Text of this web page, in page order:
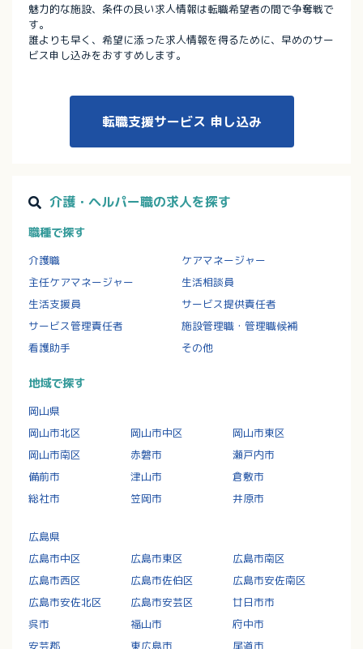
魅力的な施設、条件の良い求人情報は転職希望者の間で争奪戦で
す。
誰よりも早く、希望に添った求人情報を得るために、早めのサー
ビス申し込みをおすすめします。
転職支援サービス 申し込み
介護・ヘルパー職の求人を探す
職種で探す
介護職
ケアマネージャー
主任ケアマネージャー
生活相談員
生活支援員
サービス提供責任者
サービス管理責任者
施設管理職・管理職候補
看護助手
その他
地域で探す
岡山県
岡山市北区
岡山市中区
岡山市東区
岡山市南区
赤磐市
瀬戸内市
備前市
津山市
倉敷市
総社市
笠岡市 井原市
広島県
広島市中区
広島市東区
広島市南区
広島市西区
広島市佐伯区
広島市安佐南区
広島市安佐北区
広島市安芸区
廿日市市
呉市
福山市
府中市
安芸郡
東広島市 尾道市